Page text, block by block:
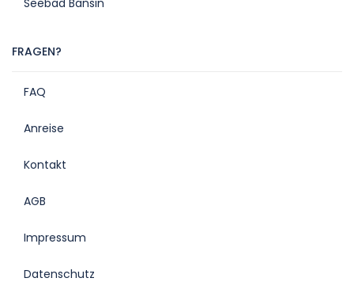
Seebad Bansin
FRAGEN?
FAQ
Anreise
Kontakt
AGB
Impressum
Datenschutz